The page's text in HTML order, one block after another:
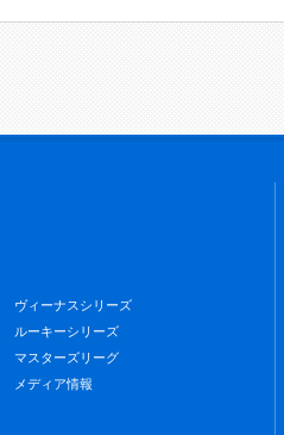
ヴィーナスシリーズ
ルーキーシリーズ
マスターズリーグ
メディア情報